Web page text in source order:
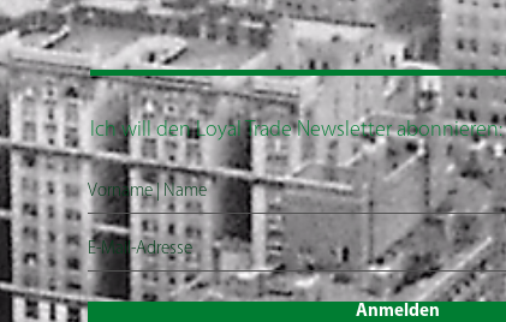
Ich will den Loyal Trade Newsletter abonnieren:
Anmelden